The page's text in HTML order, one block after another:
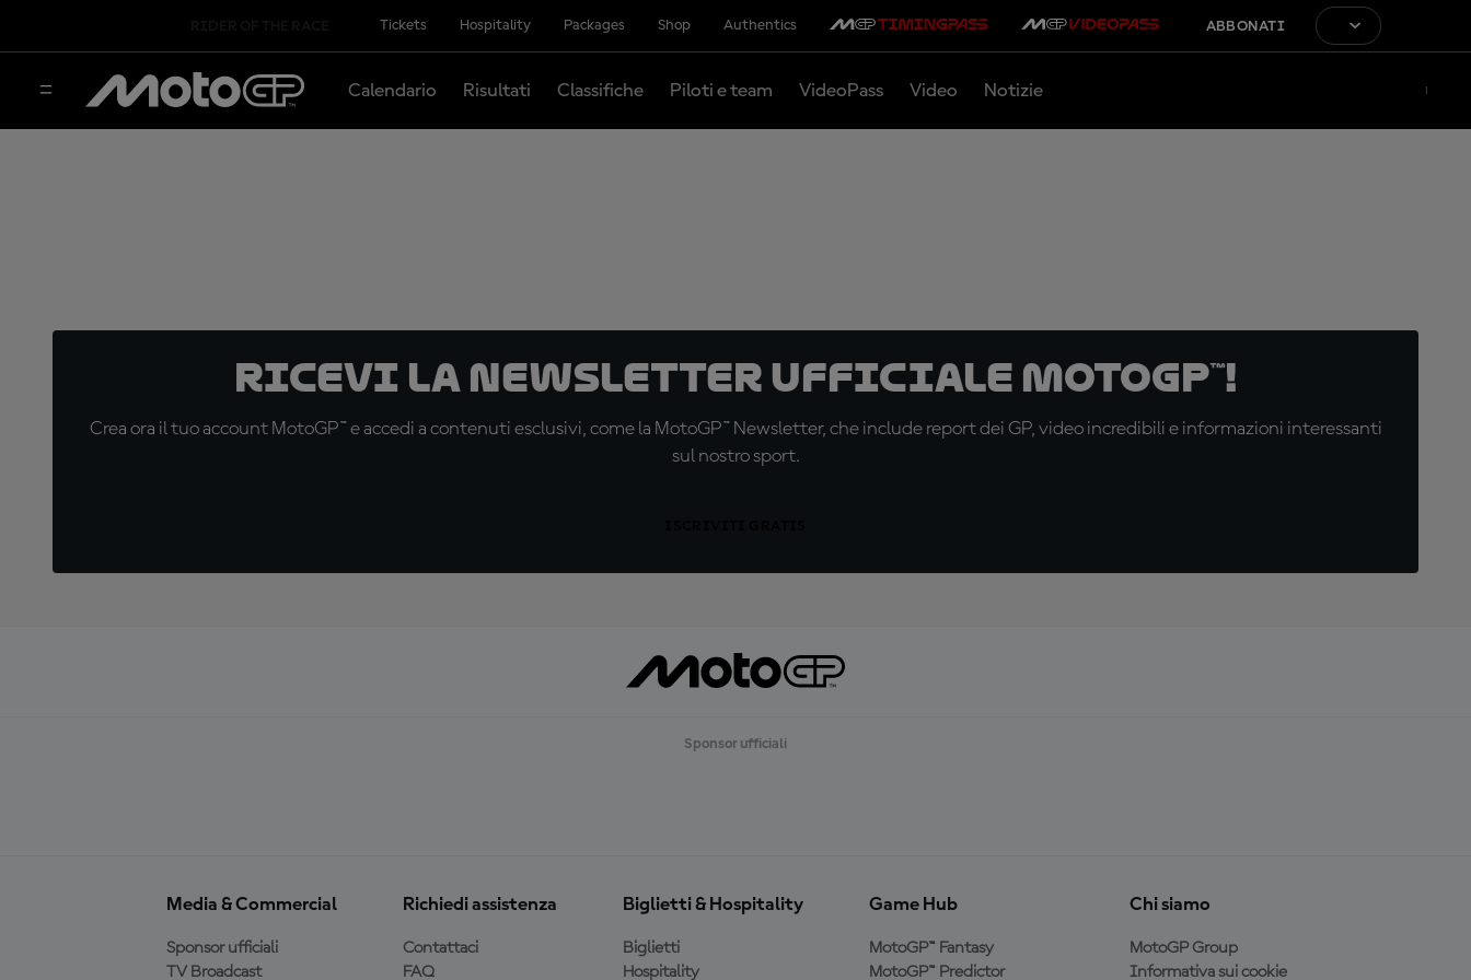
Tickets Hospitality Packages Shop Authentics ABBONATI
Calendario Risultati Classifiche Piloti e team VideoPass Video Notizie
Ricevi la newsletter ufficiale MotoGP™!
Crea ora il tuo account MotoGP™ e accedi a contenuti esclusivi, come la MotoGP™ Newsletter, che include report dei GP, video incredibili e informazioni interessanti
sul nostro sport.
Sponsor ufficiali
Media & Commercial
Sponsor ufficiali
TV Broadcast
Richiedi assistenza
Contattaci
FAQ
Biglietti & Hospitality
Biglietti
Hospitality
Game Hub
MotoGP™ Fantasy
MotoGP™ Predictor
Chi siamo
MotoGP Group
Informativa sui cookie